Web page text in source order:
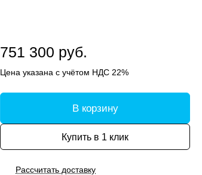
751 300 руб.
Цена указана с учётом НДС 22%
В корзину
Купить в 1 клик
Рассчитать доставку